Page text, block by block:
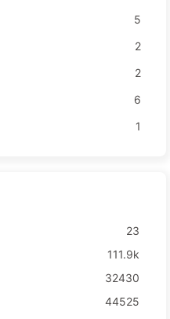
5
2
2
6
1
23
111.9k
32430
44525